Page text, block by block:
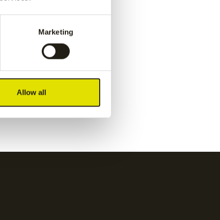
Marketing
Allow all
short-
Jaipur men performance short
€40.00
short Jaipur men performance short
€40.00